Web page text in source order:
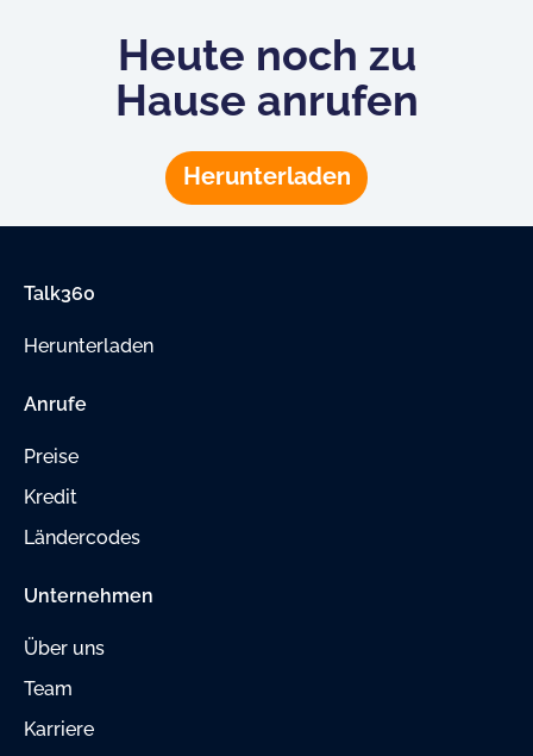
Heute noch zu
Hause anrufen
Herunterladen
Talk360
Herunterladen
Anrufe
Preise
Kredit
Ländercodes
Unternehmen
Über uns
Team
Karriere